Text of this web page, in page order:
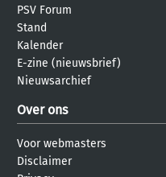
PSV Forum
Stand
Kalender
E-zine (nieuwsbrief)
Nieuwsarchief
Over ons
Voor webmasters
Disclaimer